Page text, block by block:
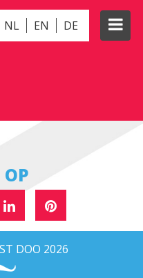
NL EN DE
OP
DOO 2026